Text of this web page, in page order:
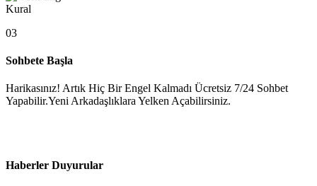
Kural
03
Sohbete Başla
Harikasınız! Artık Hiç Bir Engel Kalmadı Ücretsiz 7/24 Sohbet
Yapabilir.Yeni Arkadaşlıklara Yelken Açabilirsiniz.
Haberler Duyurular